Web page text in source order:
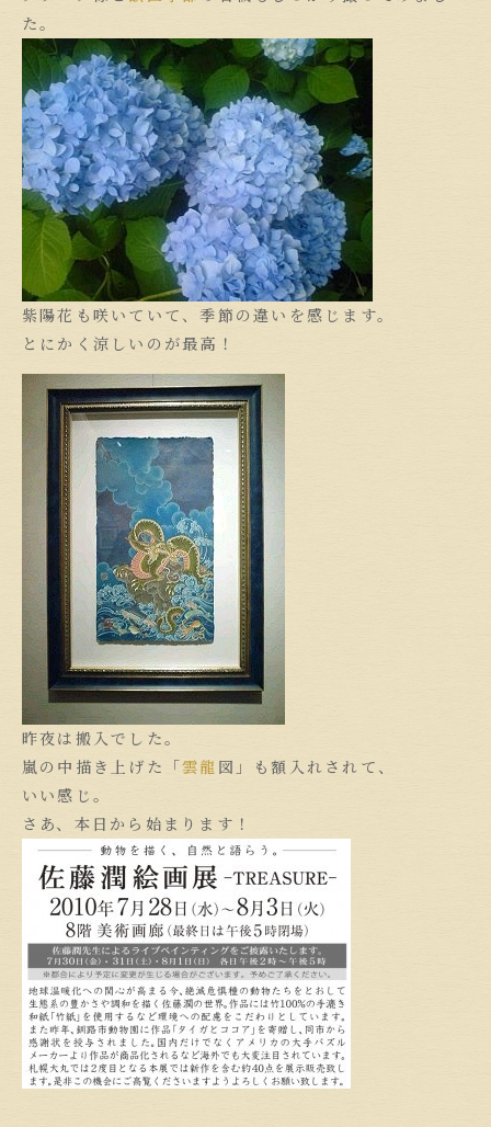
た。
紫陽花も咲いていて、季節の違いを感じます。
とにかく涼しいのが最高！
昨夜は搬入でした。
嵐の中描き上げた「雲龍 図」も額入れされて、
いい感じ。
さあ、本日から始まります！